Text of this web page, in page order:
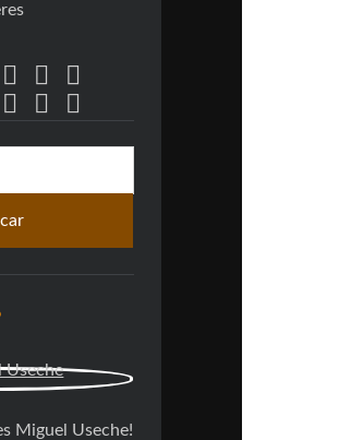
linkedinyoutube
mastodon
stack-
overflow
Miguel Useche!